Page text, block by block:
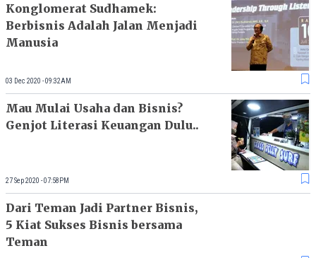
Konglomerat Sudhamek:
Berbisnis Adalah Jalan Menjadi
Manusia
03 Dec 2020 - 09:32AM
Mau Mulai Usaha dan Bisnis?
Genjot Literasi Keuangan Dulu..
27 Sep 2020 - 07:58PM
Dari Teman Jadi Partner Bisnis,
5 Kiat Sukses Bisnis bersama
Teman